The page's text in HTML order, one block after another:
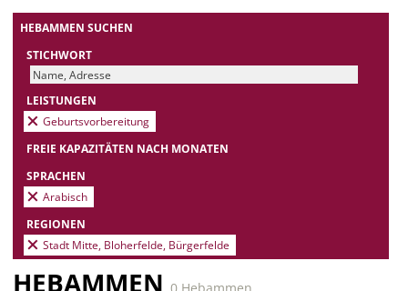
HEBAMMEN SUCHEN
STICHWORT
LEISTUNGEN
Geburtsvorbereitung
FREIE KAPAZITÄTEN NACH MONATEN
SPRACHEN
Arabisch
REGIONEN
Stadt Mitte, Bloherfelde, Bürgerfelde
HEBAMMEN